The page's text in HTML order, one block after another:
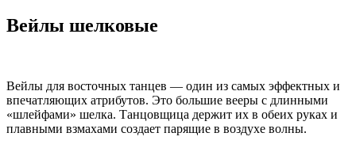
Вейлы шелковые
Вейлы для восточных танцев — один из самых эффектных и
впечатляющих атрибутов. Это большие вееры с длинными
«шлейфами» шелка. Танцовщица держит их в обеих руках и
плавными взмахами создает парящие в воздухе волны.